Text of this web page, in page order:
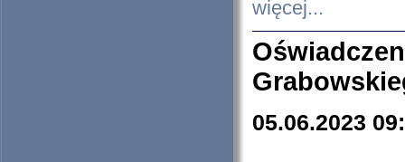
więcej...
05.06.2023